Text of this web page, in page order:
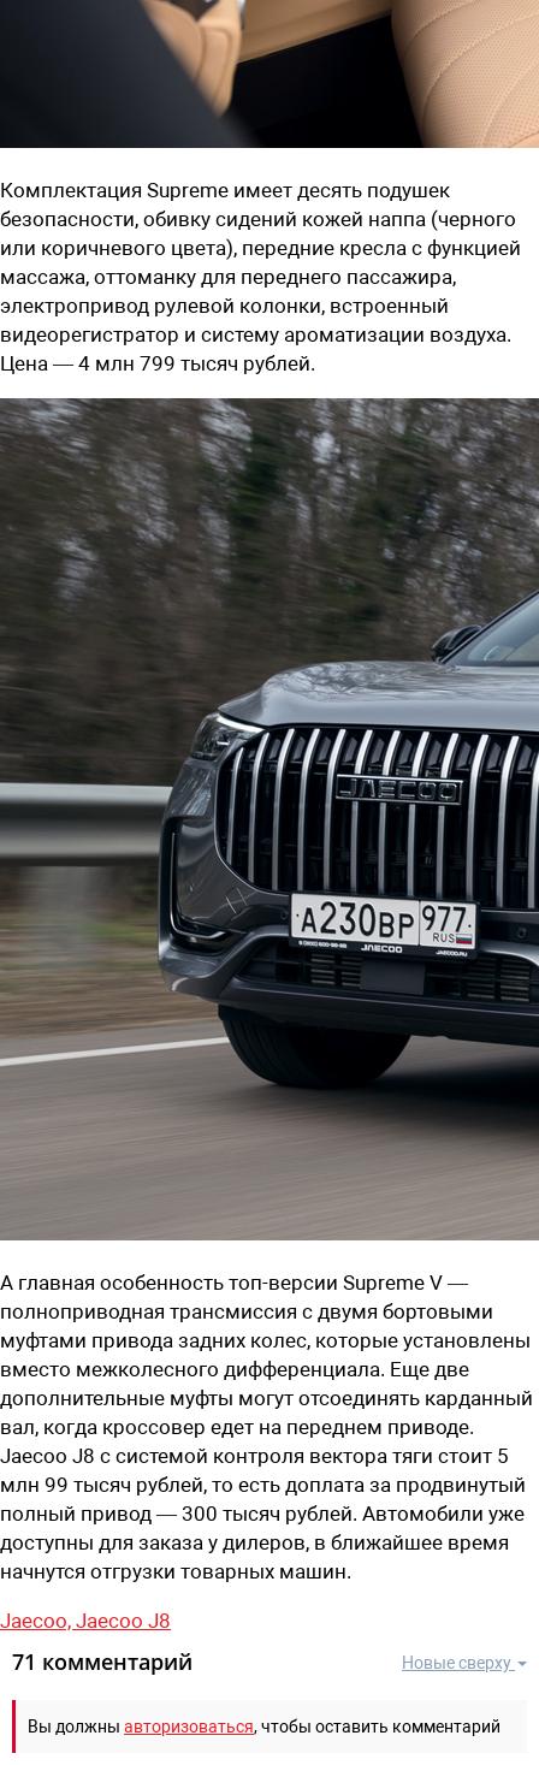
Комплектация Supreme имеет десять подушек
безопасности, обивку сидений кожей наппа (черного
или коричневого цвета), передние кресла с функцией
массажа, оттоманку для переднего пассажира,
электропривод рулевой колонки, встроенный
видеорегистратор и систему ароматизации воздуха.
Цена — 4 млн 799 тысяч рублей.
А главная особенность топ-версии Supreme V —
полноприводная трансмиссия с двумя бортовыми
муфтами привода задних колес, которые установлены
вместо межколесного дифференциала. Еще две
дополнительные муфты могут отсоединять карданный
вал, когда кроссовер едет на переднем приводе.
Jaecoo J8 с системой контроля вектора тяги стоит 5
млн 99 тысяч рублей, то есть доплата за продвинутый
полный привод — 300 тысяч рублей. Автомобили уже
доступны для заказа у дилеров, в ближайшее время
начнутся отгрузки товарных машин.
Jaecoo, Jaecoo J8
Новые сверху
71 комментарий
Вы должны авторизоваться, чтобы оставить комментарий